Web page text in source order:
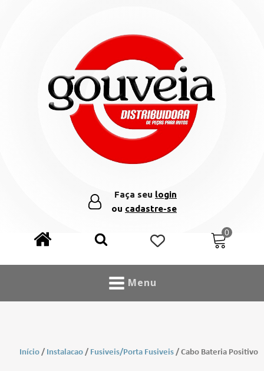
Faça seu login
ou cadastre-se
Menu
Início / Instalacao / Fusiveis/Porta Fusiveis / Cabo Bateria Positivo